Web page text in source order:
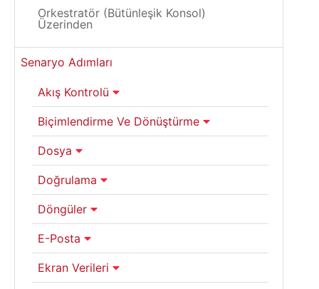
Orkestratör (Bütünleşik Konsol)
Üzerinden
Senaryo Adımları
Akış Kontrolü
Biçimlendirme Ve Dönüştürme
Dosya
Doğrulama
Döngüler
E-Posta
Ekran Verileri